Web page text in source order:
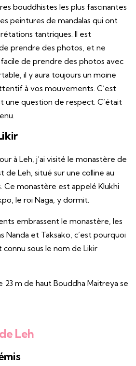
bouddhistes les plus fascinantes
peintures de mandalas qui ont
tantriques. Il est
prendre des photos, et ne
facile de prendre des photos avec
il y aura toujours un moine
à vos mouvements. C’est
une question de respect. C’était
à Leh, j’ai visité le monastère de
de Leh, situé sur une colline au
Ce monastère est appelé Klukhi
le roi Naga, y dormit.
embrassent le monastère, les
Nanda et Taksako, c’est pourquoi
sous le nom de Likir
23 m de haut Bouddha Maitreya se
Leh